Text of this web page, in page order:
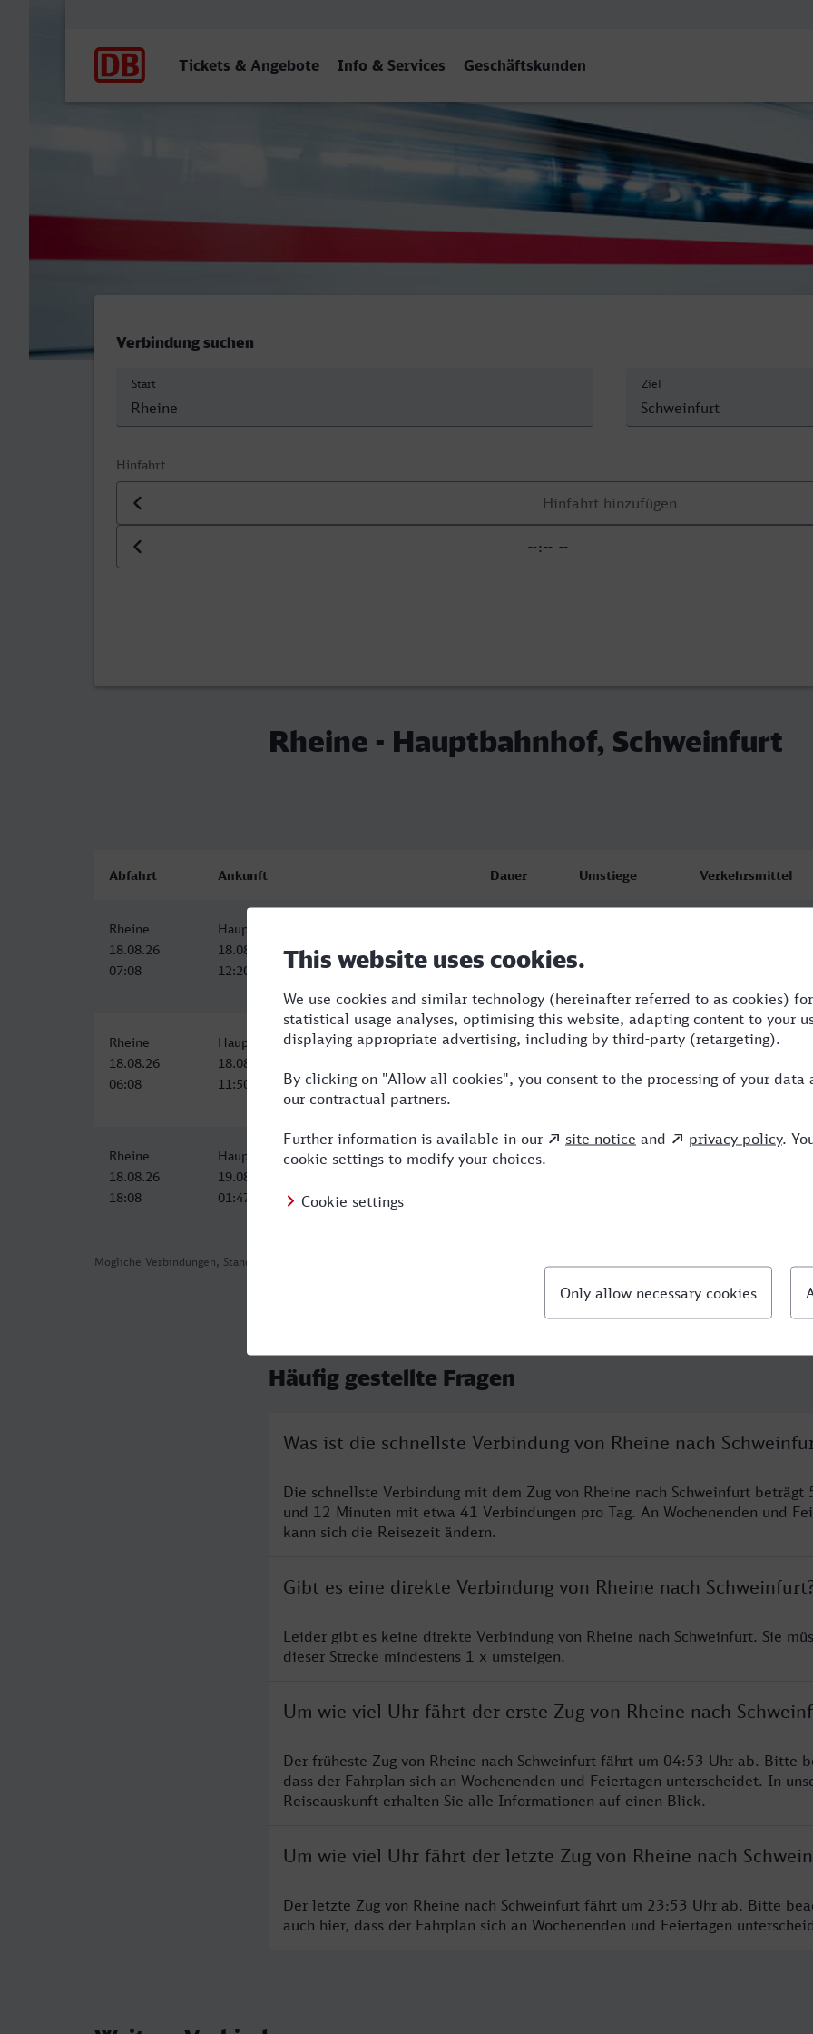
Tickets & Angebote Info & Services Geschäftskunden
Rheine - Hauptbahnhof, Schweinfurt
Verbindung suchen
Start Ziel
Hinfahrt
Datum der Hinfahrt
Uhrzeit der Hinfahrt
Rheine - Hauptbahnhof, Schweinfurt
Mögliche Verbindungen, Stand: 2026-08-04 02:33
Abfahrt Ankunft Dauer Umstiege Verkehrsmittel
Rheine
18.08.26
07:08
Hauptbahnhof, Schweinfurt
18.08.26
12:20
Rheine
18.08.26
06:08
Hauptbahnhof, Schweinfurt
18.08.26
11:50
5:42 4 RB,BUS,NX,ICE
Rheine
18.08.26
18:08
Hauptbahnhof, Schweinfurt
19.08.26
01:47
7:39
Häufig gestellte Fragen
Was ist die schnellste Verbindung von Rheine nach
Die schnellste Verbindung mit dem Zug von Rheine nach Schweinfurt beträgt
und 12 Minuten mit etwa 41 Verbindungen pro Tag. An Wochenenden und
kann sich die Reisezeit ändern.
Gibt es eine direkte Verbindung von Rheine nach
Leider gibt es keine direkte Verbindung von Rheine nach Schweinfurt. Sie
dieser Strecke mindestens 1 x umsteigen.
Um wie viel Uhr fährt der erste Zug von Rheine nach
Der früheste Zug von Rheine nach Schweinfurt fährt um 04:53 Uhr ab. Bitte
dass der Fahrplan sich an Wochenenden und Feiertagen unterscheidet. In
Reiseauskunft erhalten Sie alle Informationen auf einen Blick.
Um wie viel Uhr fährt der letzte Zug von Rheine nach
Der letzte Zug von Rheine nach Schweinfurt fährt um 23:53 Uhr ab. Bitte
auch hier, dass der Fahrplan sich an Wochenenden und Feiertagen